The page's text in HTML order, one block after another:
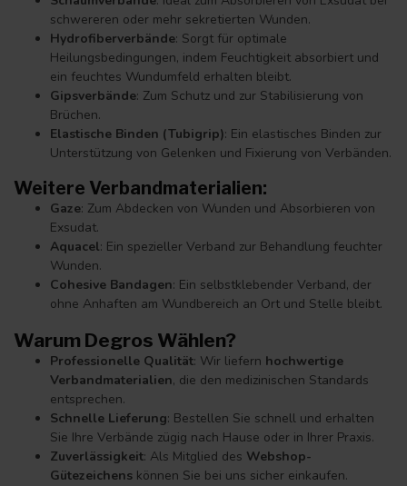
schwereren oder mehr sekretierten Wunden.
Hydrofiberverbände: Sorgt für optimale
Heilungsbedingungen, indem Feuchtigkeit absorbiert und
ein feuchtes Wundumfeld erhalten bleibt.
Gipsverbände: Zum Schutz und zur Stabilisierung von
Brüchen.
Elastische Binden (Tubigrip): Ein elastisches Binden zur
Unterstützung von Gelenken und Fixierung von Verbänden.
Weitere Verbandmaterialien:
Gaze: Zum Abdecken von Wunden und Absorbieren von
Exsudat.
Aquacel: Ein spezieller Verband zur Behandlung feuchter
Wunden.
Cohesive Bandagen: Ein selbstklebender Verband, der
ohne Anhaften am Wundbereich an Ort und Stelle bleibt.
Warum Degros Wählen?
Professionelle Qualität: Wir liefern hochwertige
Verbandmaterialien, die den medizinischen Standards
entsprechen.
Schnelle Lieferung: Bestellen Sie schnell und erhalten
Sie Ihre Verbände zügig nach Hause oder in Ihrer Praxis.
Zuverlässigkeit: Als Mitglied des Webshop-
Gütezeichens können Sie bei uns sicher einkaufen.